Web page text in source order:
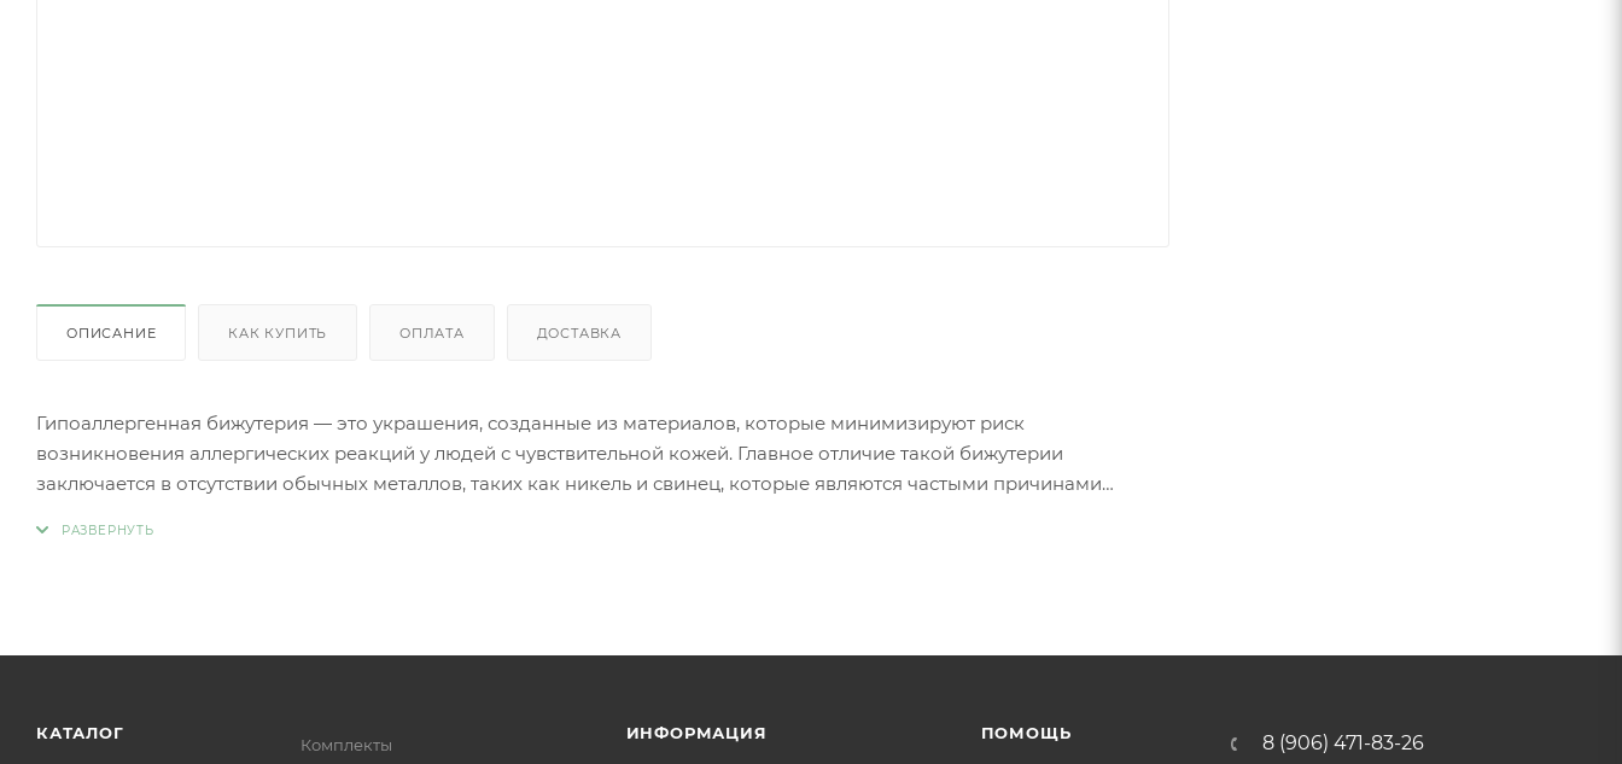
ОПИСАНИЕ КАК КУПИТЬ ОПЛАТА ДОСТАВКА
Гипоаллергенная бижутерия — это украшения, созданные из материалов, которые минимизируют риск
возникновения аллергических реакций у людей с чувствительной кожей. Главное отличие такой бижутерии
заключается в отсутствии обычных металлов, таких как никель и свинец, которые являются частыми причинами
Золото (особенно высокой пробы, хотя даже золотые изделия могут содержать никель в сплавах).
КАТАЛОГ
Комплекты
ИНФОРМАЦИЯ ПОМОЩЬ 8 (906) 471-83-26